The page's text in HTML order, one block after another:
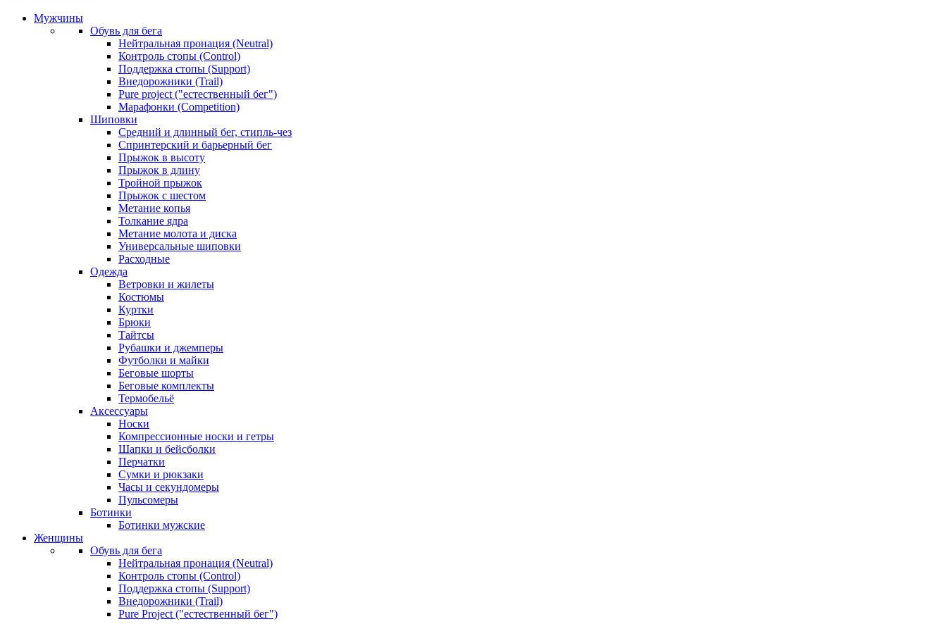
Мужчины
Обувь для бега
Нейтральная пронация (Neutral)
Контроль стопы (Control)
Поддержка стопы (Support)
Внедорожники (Trail)
Pure project ("естественный бег")
Марафонки (Competition)
Шиповки
Средний и длинный бег, стипль-чез
Cпринтерский и барьерный бег
Прыжок в высоту
Прыжок в длину
Тройной прыжок
Прыжок с шестом
Метание копья
Толкание ядра
Метание молота и диска
Универсальные шиповки
Расходные
Одежда
Ветровки и жилеты
Костюмы
Куртки
Брюки
Тайтсы
Рубашки и джемперы
Футболки и майки
Беговые шорты
Беговые комплекты
Термобельё
Аксессуары
Носки
Компрессионные носки и гетры
Шапки и бейсболки
Перчатки
Сумки и рюкзаки
Часы и секундомеры
Пульсомеры
Ботинки
Ботинки мужские
Женщины
Обувь для бега
Нейтральная пронация (Neutral)
Контроль стопы (Control)
Поддержка стопы (Support)
Внедорожники (Trail)
Pure Project ("естественный бег")